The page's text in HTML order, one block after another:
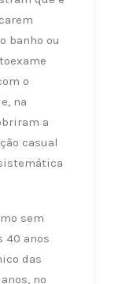
banho ou
o
na
a
casual
sem
40 anos
das
no